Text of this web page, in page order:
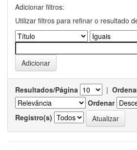
Adicionar filtros:
Utilizar filtros para refinar o resultado
Resultados/Página |
Ordenar
Registro(s)